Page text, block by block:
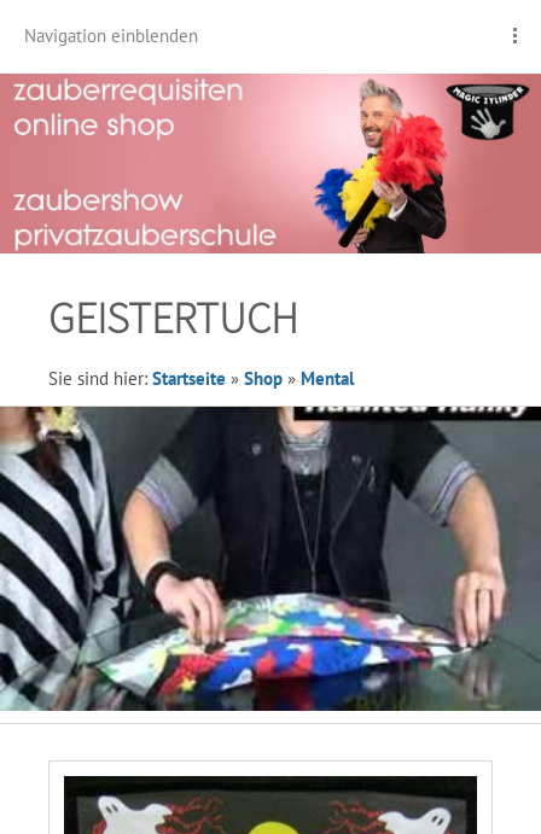
Navigation einblenden
GEISTERTUCH
Sie sind hier: Startseite » Shop » Mental